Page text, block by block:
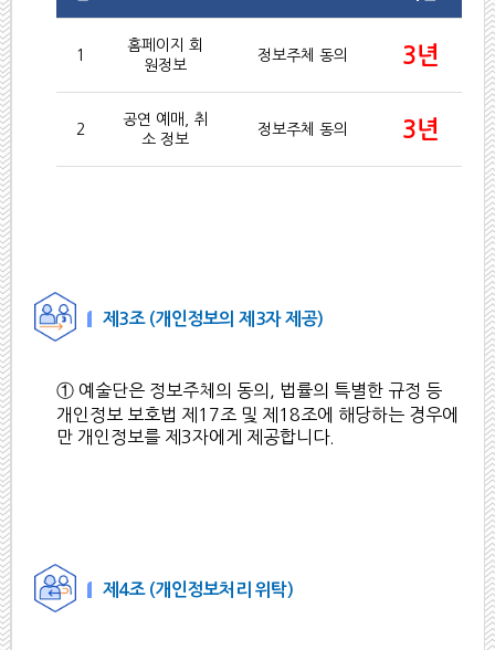
1
홈페이지 회
원정보
정보주체 동의 3년
2
공연 예매, 취
소 정보
정보주체 동의 3년
제3조 (개인정보의 제3자 제공)
① 예술단은 정보주체의 동의, 법률의 특별한 규정 등
개인정보 보호법 제17조 및 제18조에 해당하는 경우에
만 개인정보를 제3자에게 제공합니다.
제4조 (개인정보처리 위탁)